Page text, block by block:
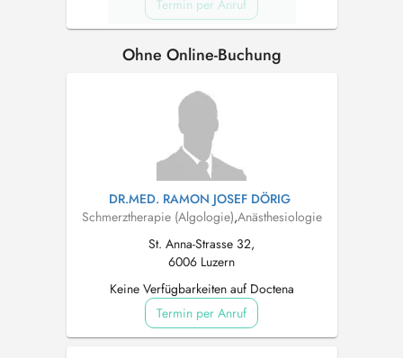
Termin per Anruf
Ohne Online-Buchung
DR.MED. RAMON JOSEF DÖRIG
Schmerztherapie (Algologie),Anästhesiologie
St. Anna-Strasse 32,
6006 Luzern
Keine Verfügbarkeiten auf Doctena
Termin per Anruf